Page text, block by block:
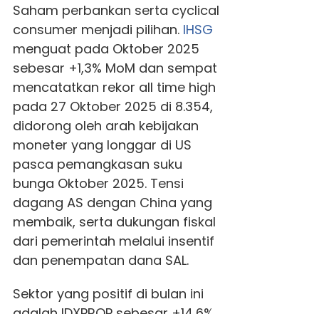
Saham perbankan serta cyclical
consumer menjadi pilihan. IHSG
menguat pada Oktober 2025
sebesar +1,3% MoM dan sempat
mencatatkan rekor all time high
pada 27 Oktober 2025 di 8.354,
didorong oleh arah kebijakan
moneter yang longgar di US
pasca pemangkasan suku
bunga Oktober 2025. Tensi
dagang AS dengan China yang
membaik, serta dukungan fiskal
dari pemerintah melalui insentif
dan penempatan dana SAL.
Sektor yang positif di bulan ini